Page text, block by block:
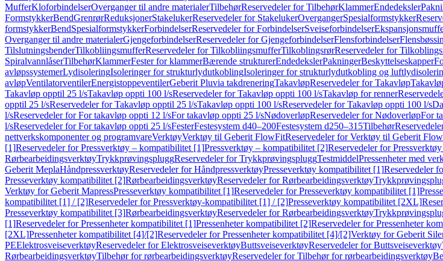
MufferKloforbindelserOverganger til andre materialerTilbehørReservedeler for TilbehørKlammerEndedeksler
FormstykkerBendGrenrørReduksjonerStakelukerReservedeler for StakelukerOvergangerSpesialformstykker
formstykkerBendSpesialformstykkerForbindelserReservedeler for ForbindelserSveiseforbindelser
Overganger til andre materialerGjengeforbindelserReservedeler for GjengeforbindelserFlensforbindelser
TilslutningsbenderTilkobliingsmufferReservedeler for TilkobliingsmufferTilkoblingsrørReservedeler for
SpiralvannlåserTilbehørKlammerFester for klammerBærende strukturerEndedekslerPakningerBeskyttelseskapper
avløpssystemerLydisoleringIsoleringer for strukturlydutkoblingIsoleringer for strukturlydutkobling og
avløpVentilatorventilerEnergistoppeventilerGeberit Pluvia takdreneringTakavløpReservedeler for Takavløp
Takavløp opptil 25 l/sTakavløp oppti 100 l/sReservedeler for Takavløp oppti 100 l/sTakavløp for renner
opptil 25 l/sReservedeler for Takavløp opptil 25 l/sTakavløp oppti 100 l/sReservedeler for Takavløp oppti 100 l/s
l/sReservedeler for For takavløp oppti 12 l/sFor takavløp oppti 25 l/sNødoverløpReservedeler for NødoverløpFor
l/sReservedeler for For takavløp oppti 25 l/sFesterFestesystem d40–200Festesystem d250–315Tilbehør
nettverkskomponenter og programvareVerktøyVerktøy til Geberit FlowFitReservedeler for Verktøy til Geberit
[1]Reservedeler for Pressverktøy – kompatibilitet [1]Pressverktøy – kompatibilitet [2]Reservedeler for
RørbearbeidingsverktøyTrykkprøvingspluggReservedeler for TrykkprøvingspluggTestmiddelPressenheter med
Geberit MeplaHåndpressverktøyReservedeler for HåndpressverktøyPresseverktøy kompatibilitet [1]Reservedeler
Presseverktøy kompatibilitet [2]RørbearbeidingsverktøyReservedeler for Rørbearbeidingsverktøy
Verktøy for Geberit MapressPresseverktøy kompatibilitet [1]Reservedeler for Presseverktøy kompatibilitet [1]
kompatibilitet [1] / [2]Reservedeler for Pressverktøy-kompatibilitet [1] / [2]Presseverktøy kompatibilitet [2XL]
Presseverktøy kompatibilitet [3]RørbearbeidingsverktøyReservedeler for Rørbearbeidingsverktøy
[1]Reservedeler for Pressenheter kompatibilitet [1]Pressenheter kompatibilitet [2]Reservedeler for Pressenheter
[2XL]Pressenheter kompatibilitet [4]/[2]Reservedeler for Pressenheter kompatibilitet [4]/[2]Verktøy for Geberit
PEElektrosveiseverktøyReservedeler for ElektrosveiseverktøyButtsveiseverktøyReservedeler for Buttsveiseverktøy
RørbearbeidingsverktøyTilbehør for rørbearbeidingsverktøyReservedeler for Tilbehør for rørbearbeidingsverktøy